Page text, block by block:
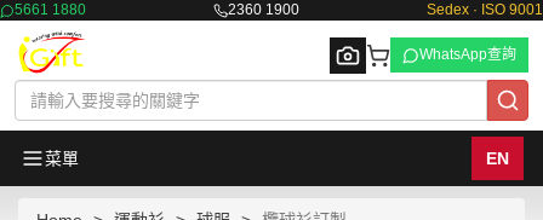
5661 1880 2360 1900 Sedex · ISO 9001
WhatsApp查詢
菜單 EN